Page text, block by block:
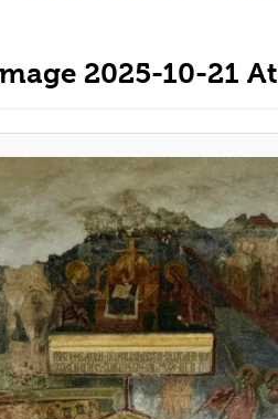
2025-10-21